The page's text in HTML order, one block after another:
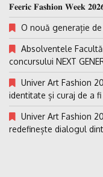
𝐅𝐞𝐞𝐫𝐢𝐜 𝐅𝐚𝐬𝐡𝐢𝐨𝐧 𝐖𝐞𝐞𝐤
O nouă generație
Absolventele
concursului NEXT
Univer Art Fashion
identitate și curaj de a
Univer Art Fashion
redefinește dialogul